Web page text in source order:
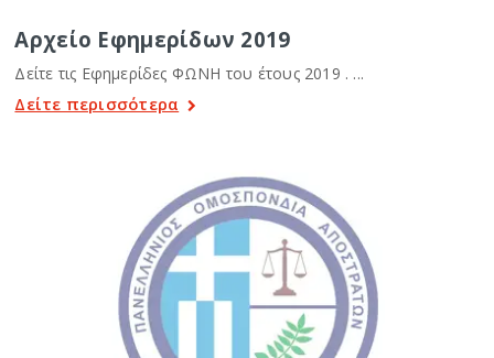
Αρχείο Εφημερίδων 2019
Δείτε τις Εφημερίδες ΦΩΝΗ του έτους 2019 . ...
Δείτε περισσότερα